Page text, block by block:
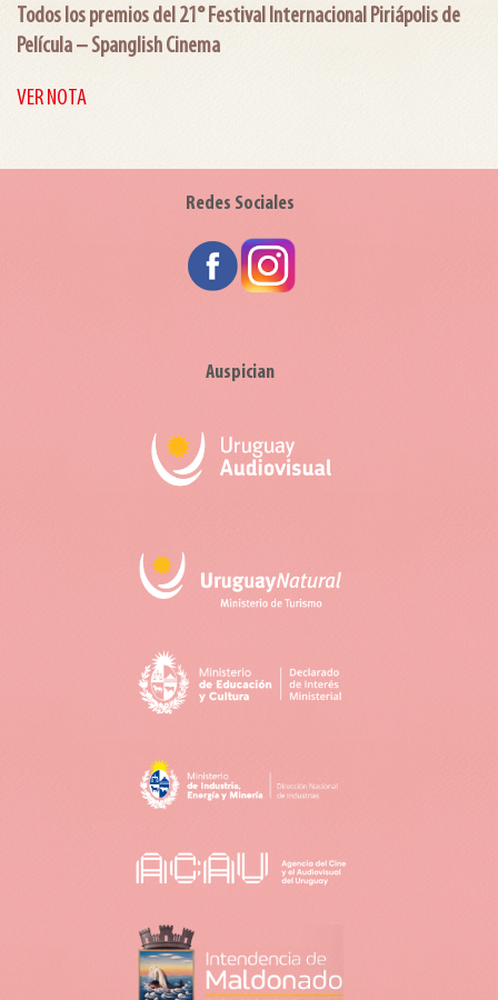
Todos los premios del 21° Festival Internacional Piriápolis de
Película – Spanglish Cinema
VER NOTA
Redes Sociales
Auspician